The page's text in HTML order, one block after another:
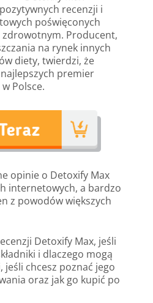
recenzji i
poświęconych
Producent,
na rynek innych
diety, twierdzi, że
premier
Polsce.
opinie o Detoxify Max
internetowych, a bardzo
z powodów większych
Detoxify Max, jeśli
i dlaczego mogą
chcesz poznać jego
oraz jak go kupić po